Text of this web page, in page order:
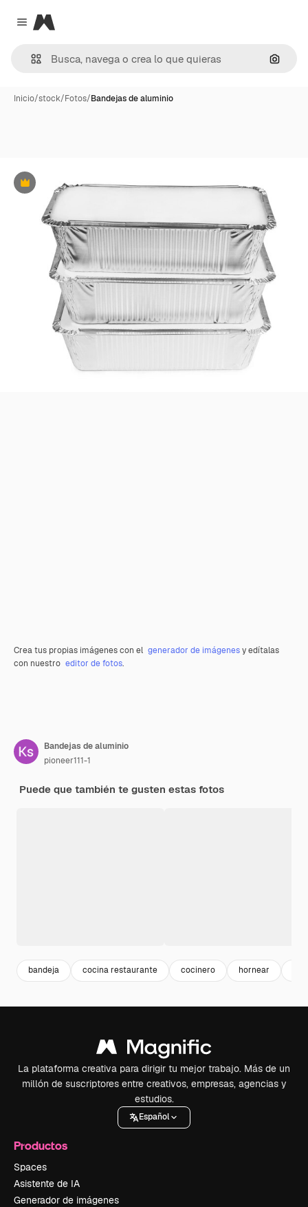
Close menu
Magnific
Inicio/stock/Fotos/Bandejas de aluminio
Premium
Crea tus propias imágenes con el generador de imágenesy edítalas
con nuestro editor de fotos.
Bandejas de aluminio
pioneer111-1
Puede que también te gusten estas fotos
bandeja cocina restaurante cocinero hornear
La plataforma creativa para dirigir tu mejor trabajo. Más de un
millón de suscriptores entre creativos, empresas, agencias y
estudios.
Español
Productos
Spaces
Asistente de IA
Generador de imágenes